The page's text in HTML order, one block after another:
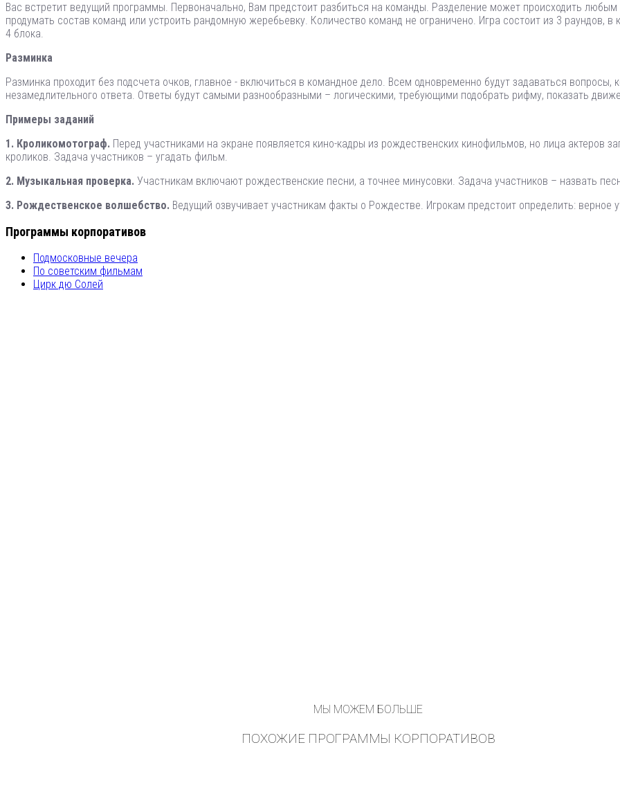
Вас встретит ведущий программы. Первоначально, Вам предстоит разбиться на команды. Разделение может происходить любым
продумать состав команд или устроить рандомную жеребьевку. Количество команд не ограничено. Игра состоит из 3 раундов, в
4 блока.
Разминка
Разминка проходит без подсчета очков, главное - включиться в командное дело. Всем одновременно будут задаваться вопросы,
незамедлительного ответа. Ответы будут самыми разнообразными – логическими, требующими подобрать рифму, показать
Примеры заданий
1. Кроликомотограф. Перед участниками на экране появляется кино-кадры из рождественских кинофильмов, но лица актеров
кроликов. Задача участников – угадать фильм.
2. Музыкальная проверка. Участникам включают рождественские песни, а точнее минусовки. Задача участников – назвать
3. Рождественское волшебство. Ведущий озвучивает участникам факты о Рождестве. Игрокам предстоит определить: верное
Программы корпоративов
Подмосковные вечера
По советским фильмам
Цирк дю Солей
МЫ МОЖЕМ БОЛЬШЕ
ПОХОЖИЕ ПРОГРАММЫ КОРПОРАТИВОВ